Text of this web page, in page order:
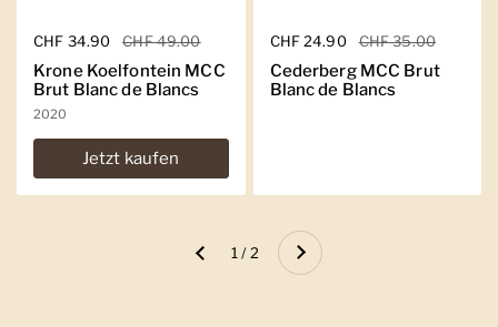
Regulärer Preis
CHF 34.90 Sale-Preis
CHF 49.00
Krone Koelfontein MCC
Brut Blanc de Blancs
2020
Jetzt kaufen
Regulärer Preis
CHF 24.90 Sale-Preis
CHF 35.00
Cederberg MCC Brut
Blanc de Blancs
Zurück 1 / 2 Weiter